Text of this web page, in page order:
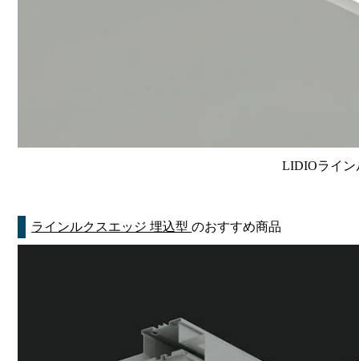
LIDIOライン
ラインルクスエッジ 埋込型のおすすめ商品